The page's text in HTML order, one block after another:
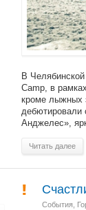
В
Camp, в
кроме лыжных
дебютировали
Анджелес»,
Читать далее
События